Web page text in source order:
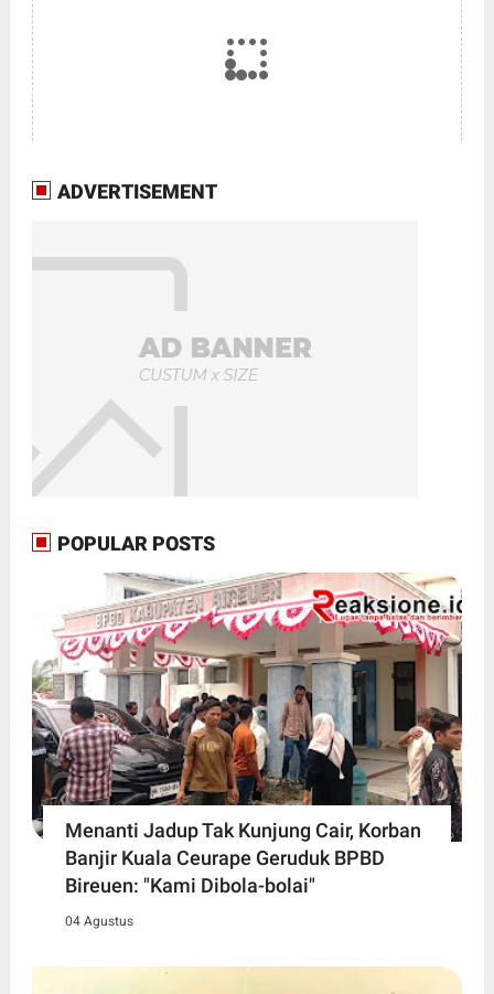
ADVERTISEMENT
POPULAR POSTS
Menanti Jadup Tak Kunjung Cair, Korban
Banjir Kuala Ceurape Geruduk BPBD
Bireuen: "Kami Dibola-bolai"
04 Agustus